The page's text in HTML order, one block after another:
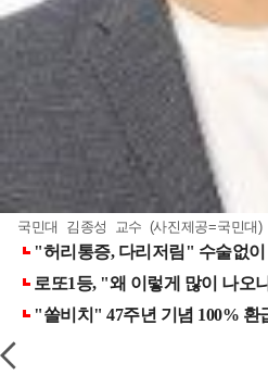
국민대 김종성 교수 (사진제공=국민대